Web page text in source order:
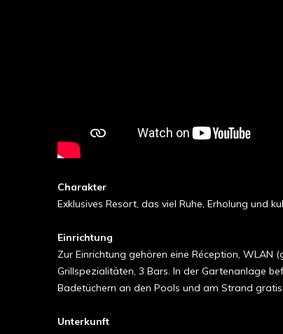
Charakter
Exklusives Resort, das viel Ruhe, Erholung und
Einrichtung
Zur Einrichtung gehören eine Réception, WLAN
Grillspezialitäten, 3 Bars. In der Gartenanlage
Badetüchern an den Pools und am Strand gratis.
Unterkunft